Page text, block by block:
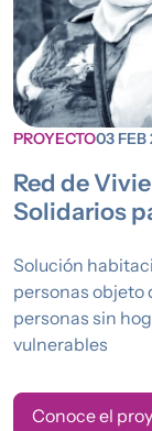
PROYECTO03 FEB
Red de
Solidarios
Solución
personas objeto
personas sin
vulnerables
Conoce el